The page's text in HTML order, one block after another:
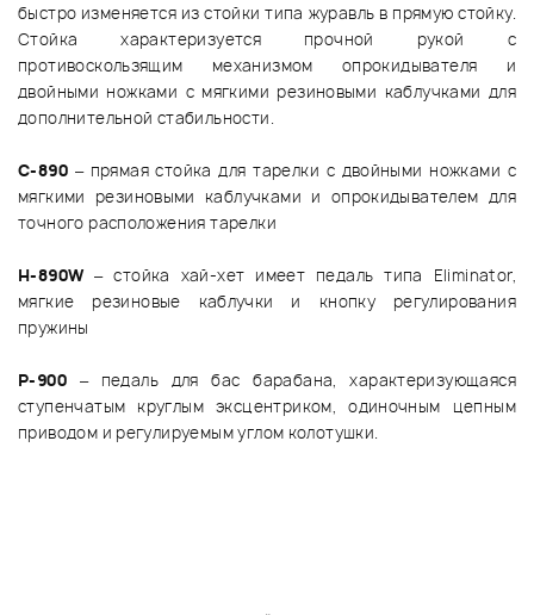
быстро изменяется из стойки типа журавль в прямую стойку.
Стойка характеризуется прочной рукой с
противоскользящим механизмом опрокидывателя и
двойными ножками с мягкими резиновыми каблучками для
дополнительной стабильности.
C-890– прямая стойка для тарелки с двойными ножками с
мягкими резиновыми каблучками и опрокидывателем для
точного расположения тарелки
Н-890W– стойка хай-хет имеет педаль типа Eliminator,
мягкие резиновые каблучки и кнопку регулирования
пружины
Р-900 – педаль для бас барабана, характеризующаяся
ступенчатым круглым эксцентриком, одиночным цепным
приводом и регулируемым углом колотушки.